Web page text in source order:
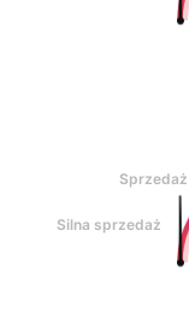
Sprzedaż
Silna sprzedaż